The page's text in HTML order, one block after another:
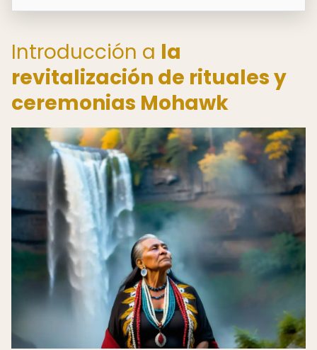
Introducción a la
revitalización de rituales y
ceremonias Mohawk